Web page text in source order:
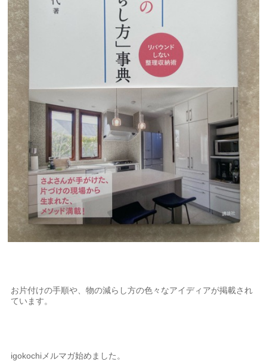
お片付けの手順や、物の減らし方の色々なアイディアが掲載され
ています。
igokochiメルマガ始めました。